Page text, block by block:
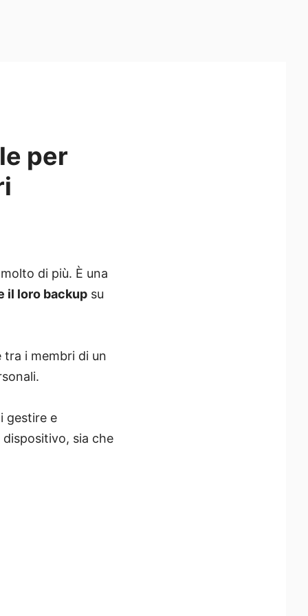
per
di più. È una
il loro backup su
i membri di un
gestire e
sia che